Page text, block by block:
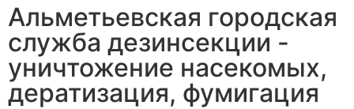
Альметьевская городская
служба дезинсекции -
уничтожение насекомых,
дератизация, фумигация